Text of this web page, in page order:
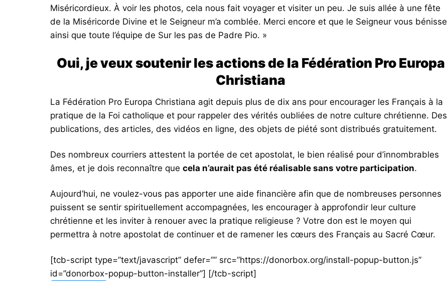
Miséricordieux. À voir les photos, cela nous fait voyager et visiter un peu. Je suis allée à une fête
de la Miséricorde Divine et le Seigneur m’a comblée. Merci encore et que le Seigneur vous bénisse
ainsi que toute l’équipe de Sur les pas de Padre Pio. »
Oui, je veux soutenir les actions de la Fédération Pro Europa
Christiana
La Fédération Pro Europa Christiana agit depuis plus de dix ans pour encourager les Français à la
pratique de la Foi catholique et pour rappeler des vérités oubliées de notre culture chrétienne. Des
publications, des articles, des vidéos en ligne, des objets de piété sont distribués gratuitement.
Des nombreux courriers attestent la portée de cet apostolat, le bien réalisé pour d’innombrables
âmes, et je dois reconnaître que cela n’aurait pas été réalisable sans votre participation.
Aujourd’hui, ne voulez-vous pas apporter une aide financière afin que de nombreuses personnes
puissent se sentir spirituellement accompagnées, les encourager à approfondir leur culture
chrétienne et les inviter à renouer avec la pratique religieuse ? Votre don est le moyen qui
permettra à notre apostolat de continuer et de ramener les cœurs des Français au Sacré Cœur.
[tcb-script type=”text/javascript” defer=”” src=”https://donorbox.org/install-popup-button.js”
id=”donorbox-popup-button-installer”] [/tcb-script]